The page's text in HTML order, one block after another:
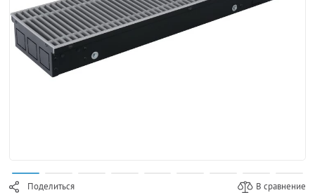
Поделиться
В сравнение